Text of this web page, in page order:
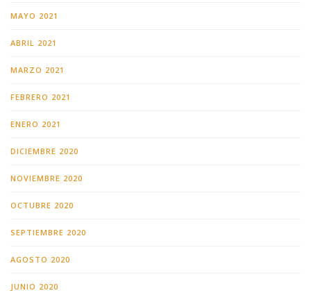
MAYO 2021
ABRIL 2021
MARZO 2021
FEBRERO 2021
ENERO 2021
DICIEMBRE 2020
NOVIEMBRE 2020
OCTUBRE 2020
SEPTIEMBRE 2020
AGOSTO 2020
JUNIO 2020